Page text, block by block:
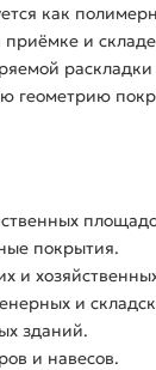
как
и
раскладки
геометрию
покрытия.
и
и
зданий.
и навесов.